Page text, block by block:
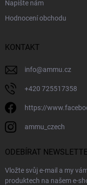
Napište nám
Hodnocení obchodu
KONTAKT
info@ammu.cz
+420 725517358
https://
ammu_czech
ODEBÍRAT
Vložte svůj e-mail a my
produktech na našem e-